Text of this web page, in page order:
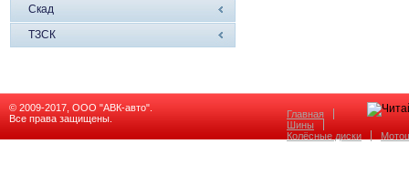
Скад
ТЗСК
© 2009-2017, ООО "АВК-авто".
Все права защищены.
Главная
Шины
Колёсные диски